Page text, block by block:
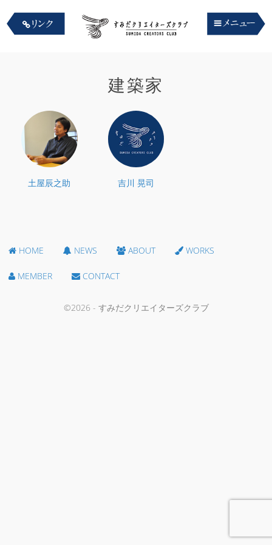
建築家
土屋辰之助 吉川 晃司
HOME NEWS ABOUT WORKS
MEMBER CONTACT
©2026 - すみだクリエイターズクラブ